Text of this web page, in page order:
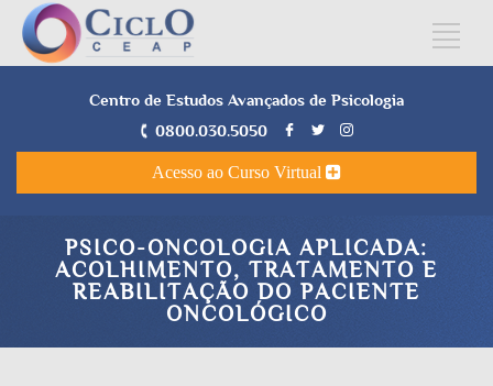
Centro de Estudos Avançados de Psicologia
0800.030.5050
Acesso ao Curso Virtual
PSICO-ONCOLOGIA APLICADA:
ACOLHIMENTO, TRATAMENTO E
REABILITAÇÃO DO PACIENTE
ONCOLÓGICO